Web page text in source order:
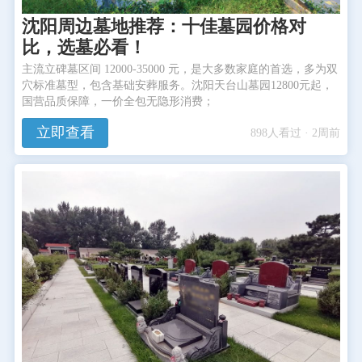
沈阳周边墓地推荐：十佳墓园价格对
比，选墓必看！
主流立碑墓区间 12000-35000 元，是大多数家庭的首选，多为双
穴标准墓型，包含基础安葬服务。沈阳天台山墓园12800元起，
国营品质保障，一价全包无隐形消费；
立即查看 898人看过 · 2周前